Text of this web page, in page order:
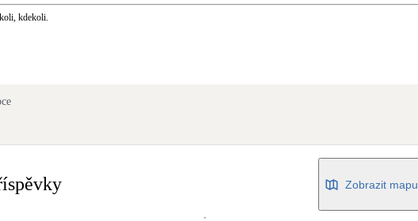
Na přípravu teplé vody i přitápění
kdekoli.
Zobrazit mapu